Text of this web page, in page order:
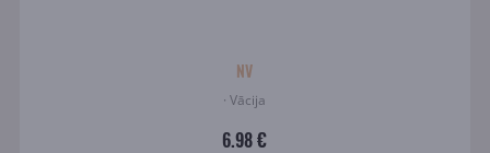
NV
· Vācija
6.98 €